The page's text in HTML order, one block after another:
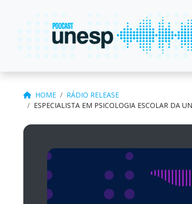
HOME
RÁDIO RELEASE
ESPECIALISTA EM PSICOLOGIA ESCOLAR DA